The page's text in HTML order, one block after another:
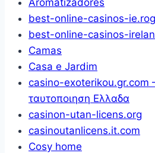
best-online-casinos-
best-online-casinos-
Camas
Casa e Jardim
casino-exoterikou.gr.com
ταυτοποιηση Ελλαδα
casinon-utan-licens.org
casinoutanlicens.it.com
Cosy home